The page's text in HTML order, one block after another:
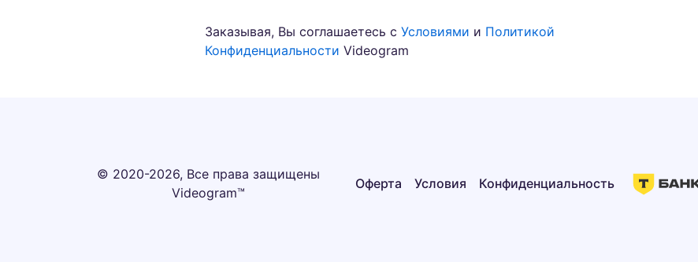
Заказывая, Вы соглашаетесь сУсловиями и Политикой
Конфиденциальности Videogram
© 2020-2026, Все права защищены
Videogram™
Оферта Условия Конфиденциальность